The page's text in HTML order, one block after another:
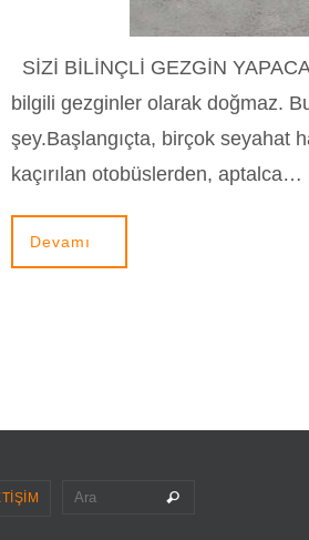
SİZİ BİLİNÇLİ GEZGİN
bilgili gezginler olarak doğmaz.
şey.Başlangıçta, birçok seyahat
kaçırılan otobüslerden, aptalca…
Devamı
Ara